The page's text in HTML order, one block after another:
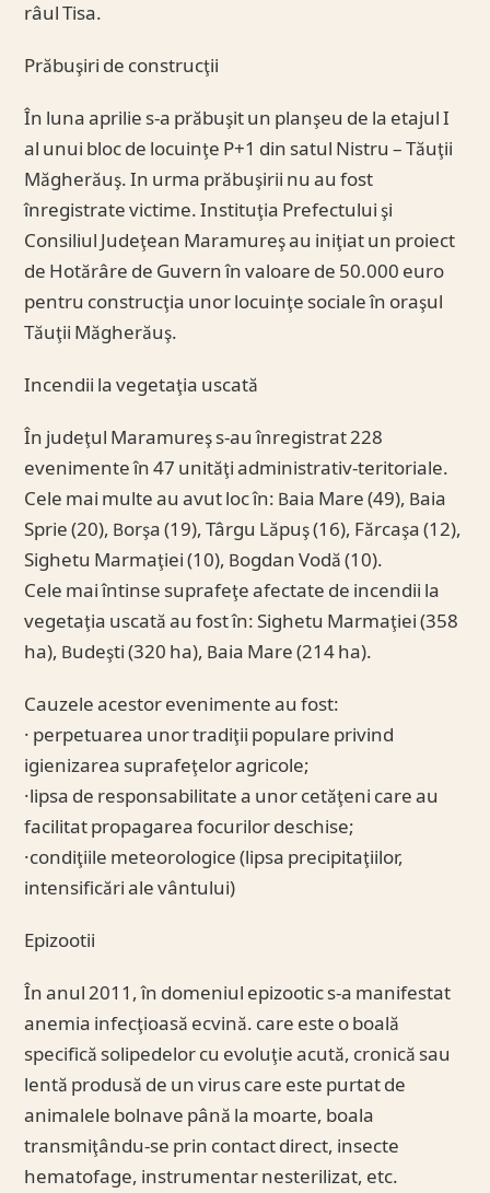
râul Tisa.
Prăbuşiri de construcţii
În luna aprilie s-a prăbuşit un planşeu de la etajul I
al unui bloc de locuinţe P+1 din satul Nistru – Tăuţii
Măgherăuş. In urma prăbuşirii nu au fost
înregistrate victime. Instituţia Prefectului şi
Consiliul Judeţean Maramureş au iniţiat un proiect
de Hotărâre de Guvern în valoare de 50.000 euro
pentru construcţia unor locuinţe sociale în oraşul
Tăuţii Măgherăuş.
Incendii la vegetaţia uscată
În judeţul Maramureş s-au înregistrat 228
evenimente în 47 unităţi administrativ-teritoriale.
Cele mai multe au avut loc în: Baia Mare (49), Baia
Sprie (20), Borşa (19), Târgu Lăpuş (16), Fărcaşa (12),
Sighetu Marmaţiei (10), Bogdan Vodă (10).
Cele mai întinse suprafeţe afectate de incendii la
vegetaţia uscată au fost în: Sighetu Marmaţiei (358
ha), Budeşti (320 ha), Baia Mare (214 ha).
Cauzele acestor evenimente au fost:
· perpetuarea unor tradiţii populare privind
igienizarea suprafeţelor agricole;
·lipsa de responsabilitate a unor cetăţeni care au
facilitat propagarea focurilor deschise;
·condiţiile meteorologice (lipsa precipitaţiilor,
intensificări ale vântului)
Epizootii
În anul 2011, în domeniul epizootic s-a manifestat
anemia infecţioasă ecvină. care este o boală
specifică solipedelor cu evoluţie acută, cronică sau
lentă produsă de un virus care este purtat de
animalele bolnave până la moarte, boala
transmiţându-se prin contact direct, insecte
hematofage, instrumentar nesterilizat, etc.